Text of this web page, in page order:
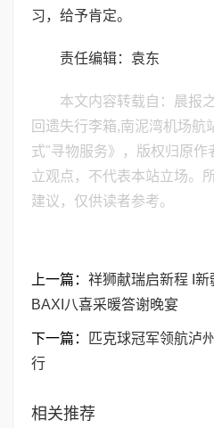
习，给予肯定。
责任编辑：袁东
本文内容转载自：晨报
回遗失行李箱,南泥湾机场航
式"寻物服务》，版权归原作
立观点，不代表本站立场。
建议，仅供读者参考。
上一篇： 祥狮献瑞启新程 I
BAXI八喜采暖答谢晚宴
下一篇：
匹克球冠军领航泸
行
相关推荐